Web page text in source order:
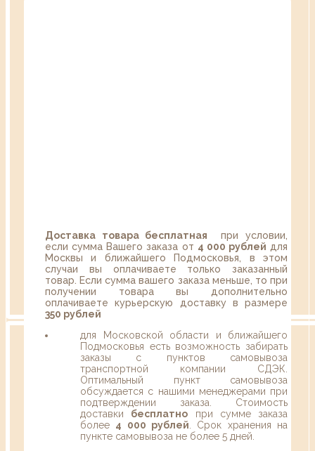
Доставка товара бесплатная при условии,
если сумма Вашего заказа от 4 000 рублей для
Москвы и ближайшего Подмосковья, в этом
случаи вы оплачиваете только заказанный
товар. Если сумма вашего заказа меньше, то при
получении товара вы дополнительно
оплачиваете курьерскую доставку в размере
350 рублей
для Московской области и ближайшего
Подмосковья есть возможность забирать
заказы с пунктов самовывоза
транспортной компании СДЭК.
Оптимальный пункт самовывоза
обсуждается с нашими менеджерами при
подтверждении заказа. Стоимость
доставки бесплатно при сумме заказа
более 4 000 рублей . Срок хранения на
пункте самовывоза не более 5 дней.